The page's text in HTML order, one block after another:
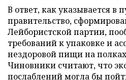
В ответ, как указывается в
правительство,
Лейбористской партии,
требований к упаковке и
нездоровой пищи на
Чиновники считают, что
послаблений могла бы